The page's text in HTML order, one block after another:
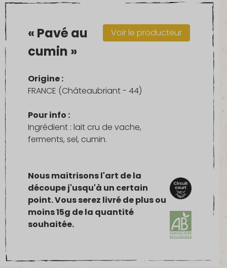
Voir le producteur
« Pavé au
cumin »
Origine :
FRANCE (Châteaubriant - 44)
Pour info :
Ingrédient : lait cru de vache,
ferments, sel, cumin.
Nous maitrisons l'art de la
découpe j'usqu'à un certain
point. Vous serez livré de plus ou
moins 15g de la quantité
souhaitée.